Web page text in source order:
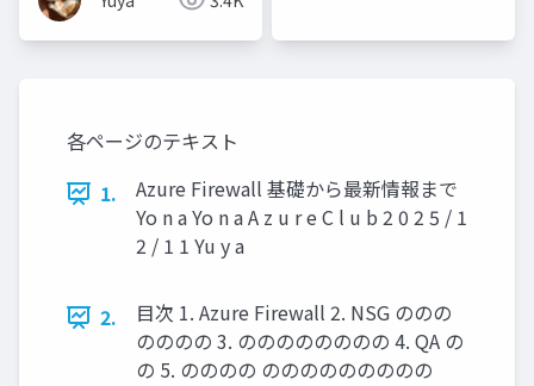
各ページのテキスト
1.
Azure Firewall 基礎から最新情報まで
Yo n a Yo n a A z u r e C l u b 2 0 2 5 / 1
2 / 1 1 Yu y a
2.
目次 1. Azure Firewall 2. NSG ののの
のののの 3. のののののののの 4. QA の
の 5. のののの ののののののののの